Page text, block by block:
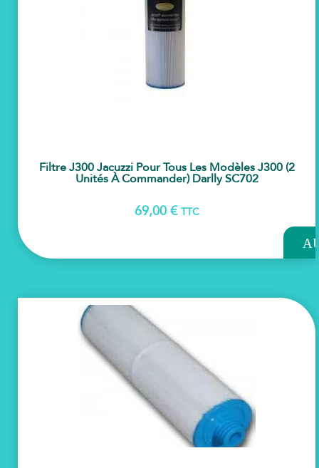
Filtre J300 Jacuzzi Pour Tous Les Modèles J300 (2
Unités À Commander) Darlly SC702
69,00 € TTC